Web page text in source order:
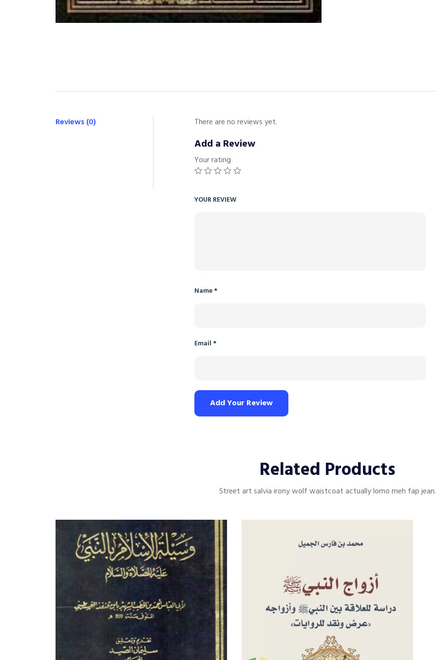
Reviews (0) There are no reviews yet.
Add a Review
Your rating
YOUR REVIEW
Name*
Email *
Add Your Review
Related Products
Street art salvia irony wolf waistcoat actually lomo meh fap jean.